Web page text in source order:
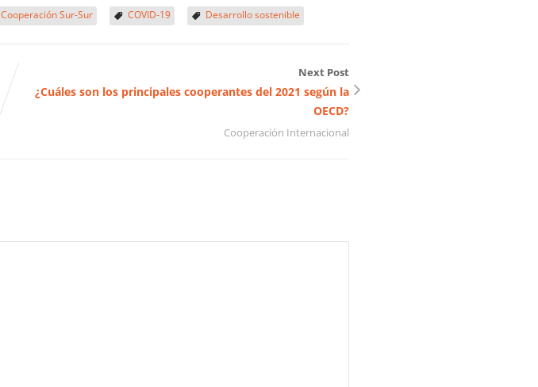
Cooperación Sur-Sur COVID-19 Desarrollo sostenible
Next Post
¿Cuáles son los principales cooperantes del 2021 según la
OECD?
Cooperación Internacional